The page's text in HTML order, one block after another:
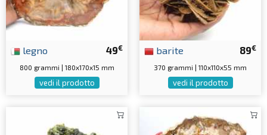
49€
legno
800 grammi | 180x170x15 mm
vedi il prodotto
89€
barite
370 grammi | 110x110x55 mm
vedi il prodotto